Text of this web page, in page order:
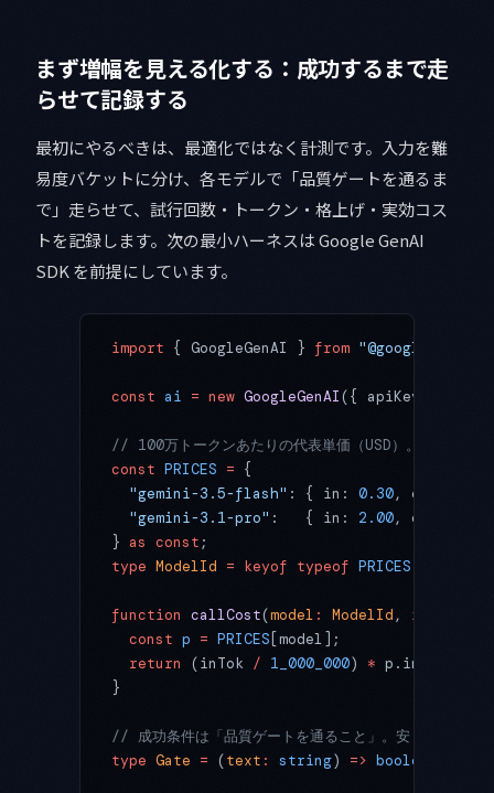
まず増幅を見える化する：成功するまで走
らせて記録する
最初にやるべきは、最適化ではなく計測です。入力を難
易度バケットに分け、各モデルで「品質ゲートを通るま
で」走らせて、試行回数・トークン・格上げ・実効コス
トを記録します。次の最小ハーネスは Google GenAI
SDK を前提にしています。
import { GoogleGenAI } from "@google/genai"
const ai = new GoogleGenAI({ apiKey:
// 100万トークンあたりの代表単価（USD）。必ず最新
const PRICES = {
  "gemini-3.5-flash"
: { in: 0.30, out:
  "gemini-3.1-pro"
:   { in: 2.00, out:
} as const ;
type ModelId = keyof typeof PRICES
function callCost(model : ModelId , inTok
  const
p = PRICES [model];
  return
(inTok / 1_000_000) * p.in
}
// 成功条件は「品質ゲートを通ること」。安く速い誤答
type Gate = (text : string) => boolean